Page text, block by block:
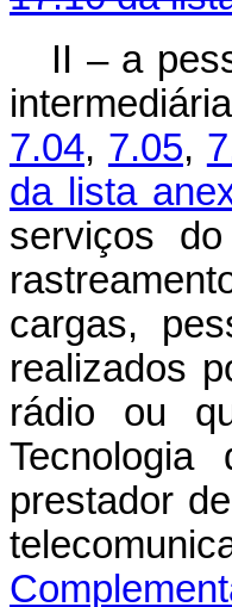
II – a
7.04, 7.05,
da lista
serviços
cargas,
realizados
rádio ou
Tecnologia
prestador